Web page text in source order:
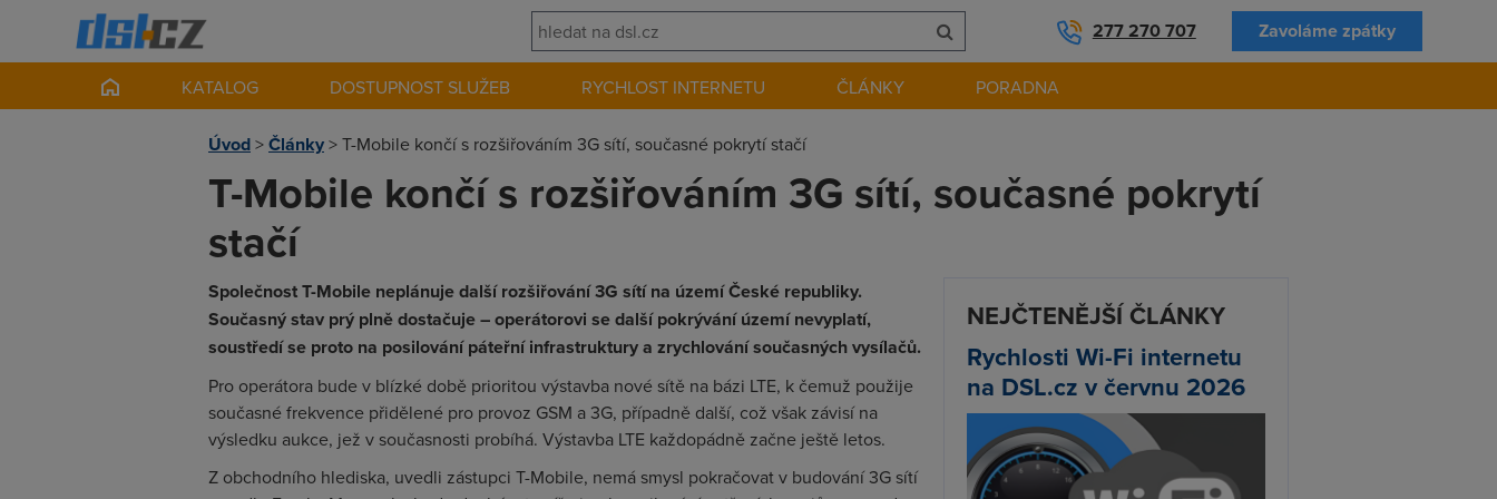
277 270 707 Zavoláme zpátky
KATALOG DOSTUPNOST SLUŽEB RYCHLOST INTERNETU ČLÁNKY PORADNA
Úvod>Články>T-Mobile končí s rozšiřováním 3G sítí, současné pokrytí stačí
T-Mobile končí s rozšiřováním 3G sítí, současné pokrytí
stačí
Společnost T-Mobile neplánuje další rozšiřování 3G sítí na území České republiky.
Současný stav prý plně dostačuje – operátorovi se další pokrývání území nevyplatí,
soustředí se proto na posilování páteřní infrastruktury a zrychlování současných vysílačů.
Pro operátora bude v blízké době prioritou výstavba nové sítě na bázi LTE, k čemuž použije
současné frekvence přidělené pro provoz GSM a 3G, případně další, což však závisí na
výsledku aukce, jež v současnosti probíhá. Výstavba LTE každopádně začne ještě letos.
Z obchodního hlediska, uvedli zástupci T-Mobile, nemá smysl pokračovat v budování 3G sítí
NEJČTENĚJŠÍ ČLÁNKY
Rychlosti Wi-Fi internetu
na DSL.cz v červnu 2026